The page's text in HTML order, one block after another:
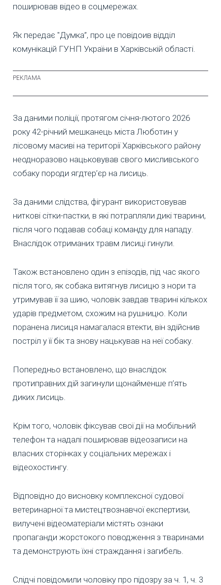
поширював відео в соцмережах.
Як передає "Думка”, про це повідоив відділ
комунікацій ГУНП України в Харківській області.
За даними поліції, протягом січня-лютого 2026
року 42-річний мешканець міста Люботин у
лісовому масиві на території Харківського району
неодноразово нацьковував свого мисливського
собаку породи ягдтер’єр на лисиць.
За даними слідства, фігурант використовував
ниткові сітки-пастки, в які потрапляли дикі тварини,
після чого подавав собаці команду для нападу.
Внаслідок отриманих травм лисиці гинули.
Також встановлено один з епізодів, під час якого
після того, як собака витягнув лисицю з нори та
утримував її за шию, чоловік завдав тварині кількох
ударів предметом, схожим на рушницю. Коли
поранена лисиця намагалася втекти, він здійснив
постріл у її бік та знову нацькував на неї собаку.
Попередньо встановлено, що внаслідок
протиправних дій загинули щонайменше п’ять
диких лисиць.
Крім того, чоловік фіксував свої дії на мобільний
телефон та надалі поширював відеозаписи на
власних сторінках у соціальних мережах і
відеохостингу.
Відповідно до висновку комплексної судової
ветеринарної та мистецтвознавчої експертизи,
вилучені відеоматеріали містять ознаки
пропаганди жорстокого поводження з тваринами
та демонструють їхні страждання і загибель.
Слідчі повідомили чоловіку про підозру за ч. 1, ч. 3